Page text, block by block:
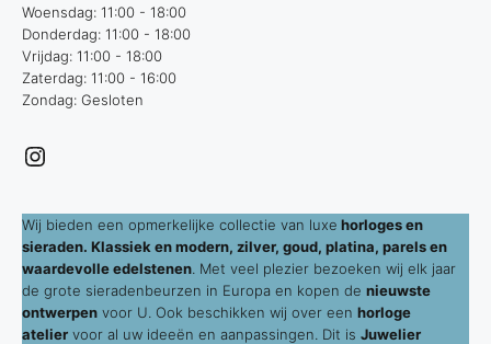
Woensdag: 11:00 - 18:00
Donderdag: 11:00 - 18:00
Vrijdag: 11:00 - 18:00
Zaterdag: 11:00 - 16:00
Zondag: Gesloten
Instagram
Wij bieden een opmerkelijke collectie van luxe horloges en
sieraden. Klassiek en modern, zilver, goud, platina, parels en
waardevolle edelstenen . Met veel plezier bezoeken wij elk jaar
de grote sieradenbeurzen in Europa en kopen de nieuwste
ontwerpen voor U. Ook beschikken wij over een horloge
atelier voor al uw ideeën en aanpassingen. Dit is Juwelier